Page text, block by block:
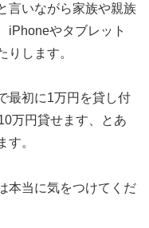
言いながら家族や親族
iPhoneやタブレット
りします。
最初に1万円を貸し付
万円貸せます、とあ
す。
本当に気をつけてくだ